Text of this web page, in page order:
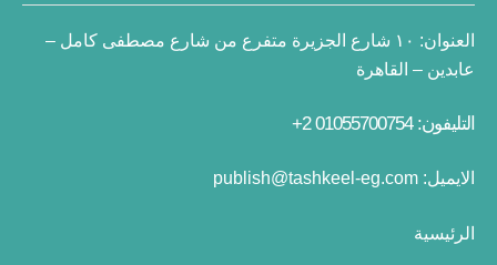
العنوان:
١٠ شارع الجزيرة متفرع من شارع مصطفى كامل –
عابدين – القاهرة
التليفون: 01055700754 2+
الايميل: publish@tashkeel-eg.com
الرئيسية